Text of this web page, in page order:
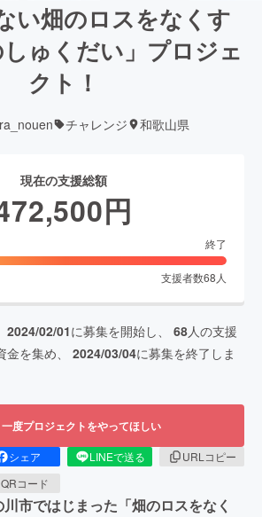
い畑のロスをなくす
しゅくだい」プロジェ
クト！
チャレンジ 和歌山県
現在の支援総額
円
終了
支援者数68 人
2024/02/01に募集を開始し、 68人の支援
金を集め、 2024/03/04に募集を終了しま
一度プロジェクトをやってほしい
シェア LINEで送る
URLコピー
QRコード
市ではじまった「畑のロスをなく